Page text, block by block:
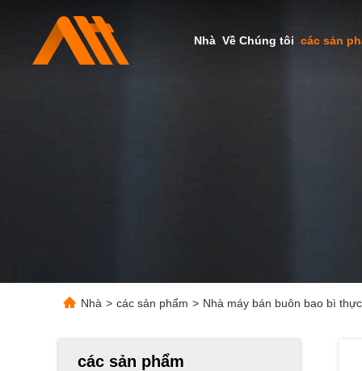
Nhà Về Chúng tôi các sản
Nhà > các sản phẩm > Nhà máy bán buôn bao bì
các sản phẩm